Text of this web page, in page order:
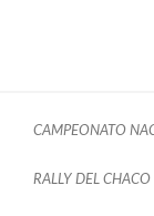
CAMPEONATO
RALLY DEL CHACO